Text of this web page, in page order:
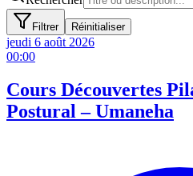
Filtrer Réinitialiser
jeudi 6 août 2026
00:00
Cours Découvertes
Postural – Umaneha